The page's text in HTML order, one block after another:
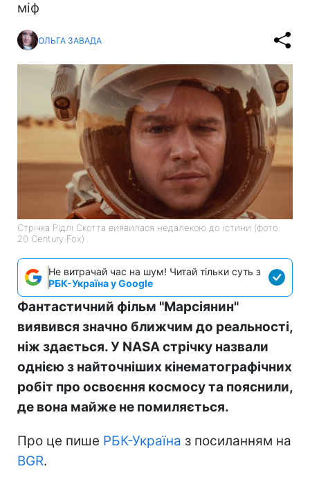
міф
ОЛЬГА ЗАВАДА
Стрічка Рідлі Скотта виявилася недалекою до істини (фото:
20 Century Fox)
Не витрачай час на шум! Читай тільки суть з
РБК-Україна у Google
Фантастичний фільм "Марсіянин"
виявився значно ближчим до реальності,
ніж здається. У NASA стрічку назвали
однією з найточніших кінематографічних
робіт про освоєння космосу та пояснили,
де вона майже не помиляється.
Про це пише РБК-Україна з посиланням на
BGR.